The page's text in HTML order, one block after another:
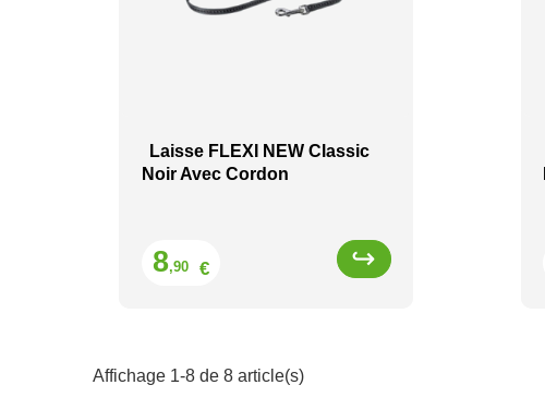
Laisse FLEXI NEW Classic
Noir Avec Cordon
8,90 €
Affichage 1-8 de 8 article(s)